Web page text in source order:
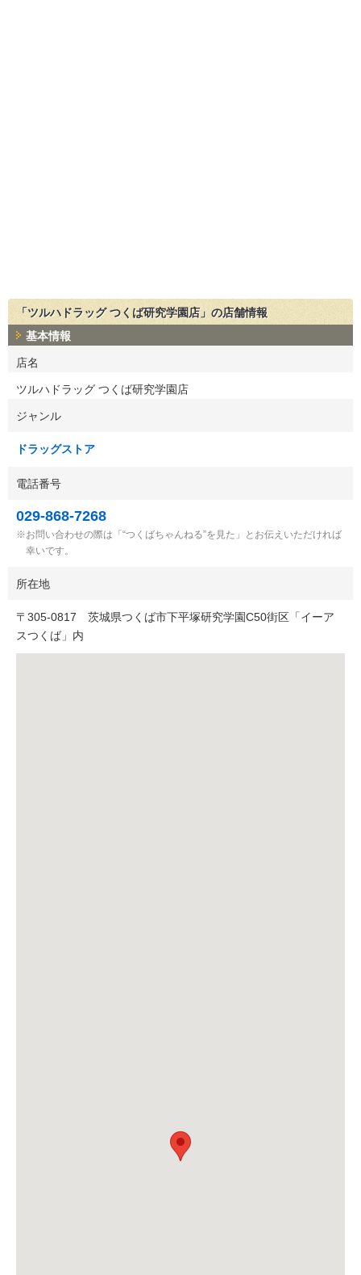
「ツルハドラッグ つくば研究学園店」の店舗情報
基本情報
店名
ツルハドラッグ つくば研究学園店
ジャンル
ドラッグストア
電話番号
029-868-7268
お問い合わせの際は「“つくばちゃんねる”を見た」とお伝えいただければ
幸いです。
所在地
〒 305-0817 茨城県つくば市下平塚研究学園C50街区「イーア
スつくば」内